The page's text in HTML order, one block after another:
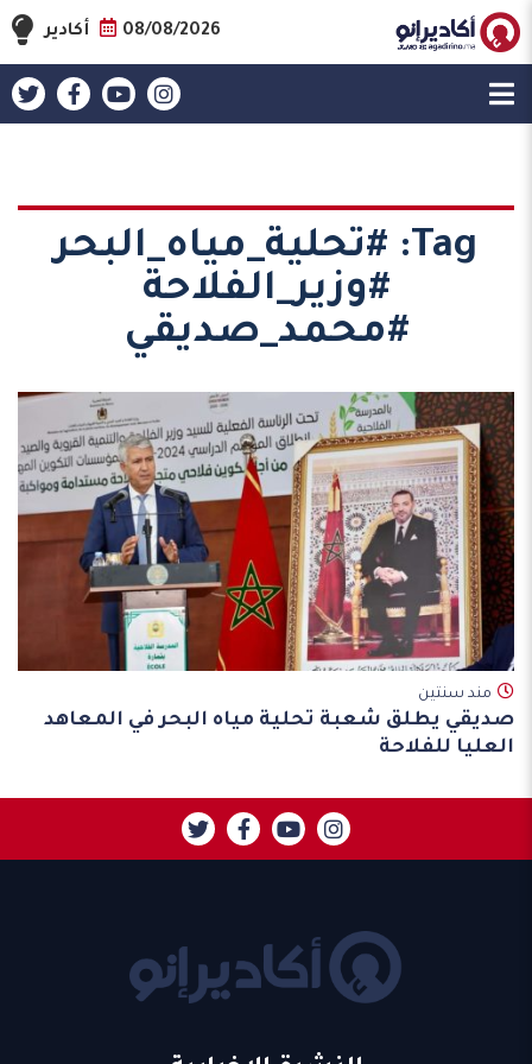
08/08/2026 أكادير
Tag:
#تحلية_مياه_البحر
#وزير_الفلاحة
#محمد_صديقي
مند سنتين
صديقي يطلق شعبة تحلية مياه البحر في المعاهد
العليا للفلاحة